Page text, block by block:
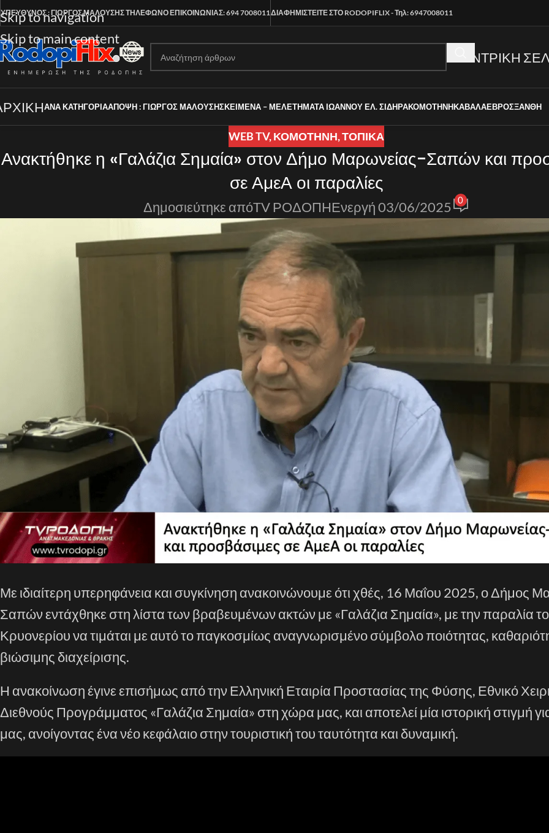
Skip to navigation
Skip to main content
ΥΠΕΥΘΥΝΟΣ : ΓΙΩΡΓΟΣ ΜΑΛΟΥΣΗΣΤΗΛΕΦΩΝΟ ΕΠΙΚΟΙΝΩΝΙΑΣ: 694 7008011ΔΙΑΦΗΜΙΣΤΕΙΤΕ ΣΤΟ RODOPIFLIX - Τηλ: 6947008011
ΚΕΝΤΡΙΚΗ
ΑΝΑ ΚΑΤΗΓΟΡΊΑΑΠΟΨΗ : ΓΙΩΡΓΟΣ ΜΑΛΟΥΣΗΣΚΕΙΜΕΝΑ – ΜΕΛΕΤΗΜΑΤΑ ΙΩΑΝΝΟΥ ΕΛ. ΣΙΔΗΡΑΚΟΜΟΤΗΝΗΚΑΒΑΛΑΕΒΡΟΣΞΑΝΘΗ
WEB TV,ΚΟΜΟΤΗΝΗ,ΤΟΠΙΚΑ
Ανακτήθηκε η «Γαλάζια Σημαία» στον Δήμο Μαρωνείας-Σαπών και
σε ΑμεΑ οι παραλίες
Δημοσιεύτηκε απόTV ΡΟΔΟΠΗΕνεργή 03/06/2025 0
Με ιδιαίτερη υπερηφάνεια και συγκίνηση ανακοινώνουμε ότι χθές, 16 Μαΐου 2025, ο Δήμος
Σαπών εντάχθηκε στη λίστα των βραβευμένων ακτών με «Γαλάζια Σημαία», με την παραλία
Κρυονερίου να τιμάται με αυτό το παγκοσμίως αναγνωρισμένο σύμβολο ποιότητας,
βιώσιμης διαχείρισης.
Η ανακοίνωση έγινε επισήμως από την Ελληνική Εταιρία Προστασίας της Φύσης, Εθνικό
Διεθνούς Προγράμματος «Γαλάζια Σημαία» στη χώρα μας, και αποτελεί μία ιστορική στιγμή
μας, ανοίγοντας ένα νέο κεφάλαιο στην τουριστική του ταυτότητα και δυναμική.